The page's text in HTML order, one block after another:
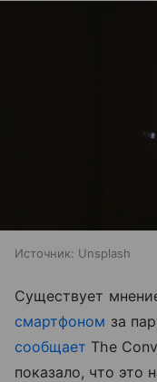
Источник: Unsplash
Существует
смартфоном за
сообщает The
показало, что это